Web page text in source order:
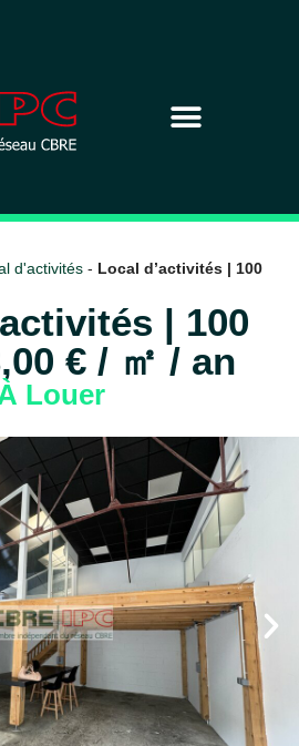
d'activités - Local d’activités | 100
| 100
€ / ㎡ / an
Louer